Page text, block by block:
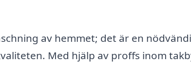
av hemmet; det är en
Med hjälp av proffs inom